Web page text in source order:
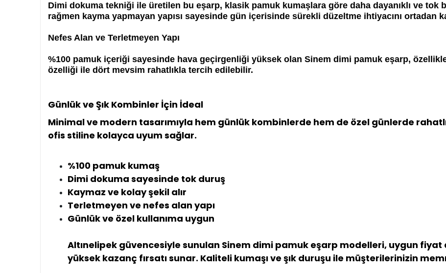
Dimi dokuma tekniği ile üretilen bu eşarp, klasik pamuk kumaşlara göre daha dayanıklı ve tok
rağmen kayma yapmayan yapısı sayesinde gün içerisinde sürekli düzeltme ihtiyacını ortadan
Nefes Alan ve Terletmeyen Yapı
%100 pamuk içeriği sayesinde hava geçirgenliği yüksek olan Sinem dimi pamuk eşarp,
özelliği ile dört mevsim rahatlıkla tercih edilebilir.
Günlük ve Şık Kombinler İçin İdeal
Minimal ve modern tasarımıyla hem günlük kombinlerde hem de özel günlerde
ofis stiline kolayca uyum sağlar.
%100 pamuk kumaş
Dimi dokuma sayesinde tok duruş
Kaymaz ve kolay şekil alır
Terletmeyen ve nefes alan yapı
Günlük ve özel kullanıma uygun
Altınelipek güvencesiyle sunulan Sinem dimi pamuk eşarp modelleri, uygun
yüksek kazanç fırsatı sunar. Kaliteli kumaşı ve şık duruşu ile müşterilerinizin